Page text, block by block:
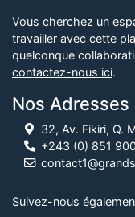
Vous cherchez un
travailler avec cette
quelconque
contactez-nous ici.
Nos Adresses
32, Av. Fikiri, Q.
+243 (0) 851
Suivez-nous